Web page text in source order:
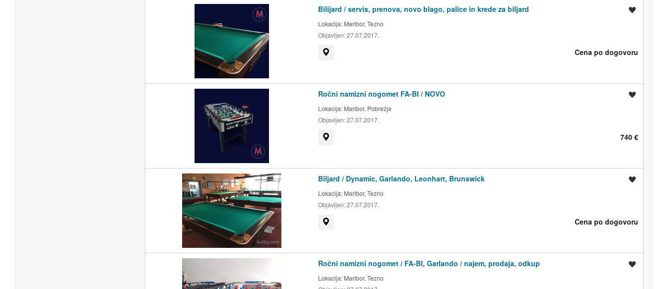
Bilijard / servis, prenova, novo blago, palice in krede za biljard
Lokacija: Maribor, Tezno
Objavljen:27.07.2017.
Cena po dogovoru
Ročni namizni nogomet FA-BI / NOVO
Lokacija: Maribor, Pobrežje
Objavljen:27.07.2017.
740 €
Biljard / Dynamic, Garlando, Leonhart, Brunswick
Lokacija: Maribor, Tezno
Objavljen:27.07.2017.
Cena po dogovoru
Ročni namizni nogomet / FA-BI, Garlando / najem, prodaja, odkup
Lokacija: Maribor, Tezno